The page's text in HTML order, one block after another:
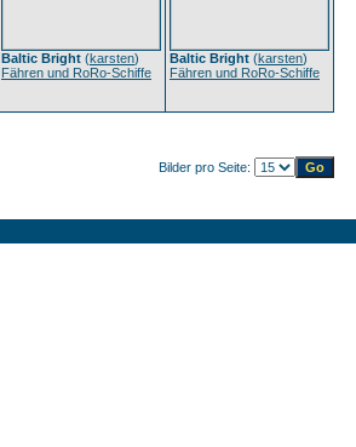
Baltic Bright (karsten)
Fähren und RoRo-Schiffe
Baltic Bright (karsten)
Fähren und RoRo-Schiffe
Bilder pro Seite: